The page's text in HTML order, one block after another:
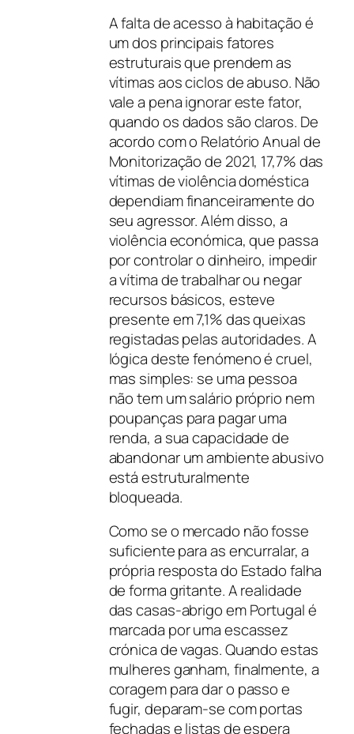
A falta de acesso à habitação é
um dos principais fatores
estruturais que prendem as
vítimas aos ciclos de abuso. Não
vale a pena ignorar este fator,
quando os dados são claros. De
acordo com o Relatório Anual de
Monitorização de 2021, 17,7% das
vítimas de violência doméstica
dependiam financeiramente do
seu agressor. Além disso, a
violência económica, que passa
por controlar o dinheiro, impedir
a vítima de trabalhar ou negar
recursos básicos, esteve
presente em 7,1% das queixas
registadas pelas autoridades. A
lógica deste fenómeno é cruel,
mas simples: se uma pessoa
não tem um salário próprio nem
poupanças para pagar uma
renda, a sua capacidade de
abandonar um ambiente abusivo
está estruturalmente
bloqueada.
Como se o mercado não fosse
suficiente para as encurralar, a
própria resposta do Estado falha
de forma gritante. A realidade
das casas-abrigo em Portugal é
marcada por uma escassez
crónica de vagas. Quando estas
mulheres ganham, finalmente, a
coragem para dar o passo e
fugir, deparam-se com portas
fechadas e listas de espera